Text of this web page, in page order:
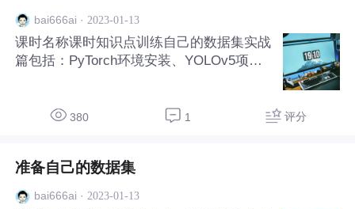
bai666ai · 2023-01-13
课时名称课时知识点训练自己的数据集实战
篇包括：PyTorch环境安装、YOLOv5项目
380 1 评分
准备自己的数据集
bai666ai · 2023-01-13